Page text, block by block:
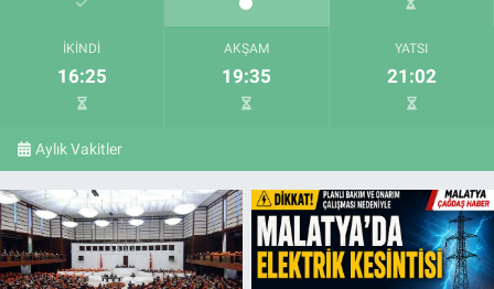
İKINDI
16:25
AKŞAM
19:35
YATSI
21:02
Aylık Vakitler